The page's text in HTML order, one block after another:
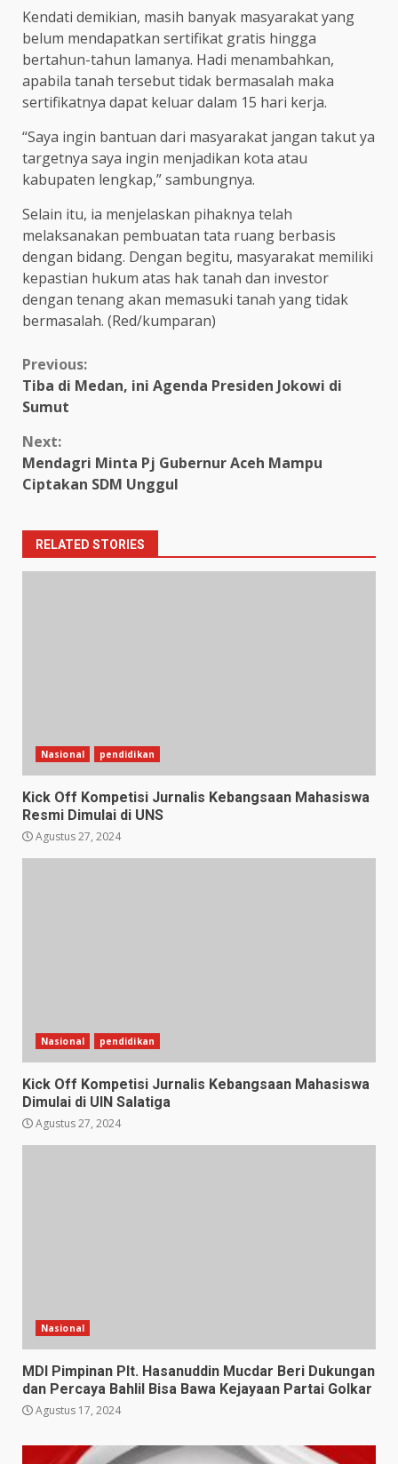
Kendati demikian, masih banyak masyarakat yang
belum mendapatkan sertifikat gratis hingga
bertahun-tahun lamanya. Hadi menambahkan,
apabila tanah tersebut tidak bermasalah maka
sertifikatnya dapat keluar dalam 15 hari kerja.
“Saya ingin bantuan dari masyarakat jangan takut ya
targetnya saya ingin menjadikan kota atau
kabupaten lengkap,” sambungnya.
Selain itu, ia menjelaskan pihaknya telah
melaksanakan pembuatan tata ruang berbasis
dengan bidang. Dengan begitu, masyarakat memiliki
kepastian hukum atas hak tanah dan investor
dengan tenang akan memasuki tanah yang tidak
bermasalah. (Red/kumparan)
Continue
Reading
Previous:
Tiba di Medan, ini Agenda Presiden Jokowi di
Sumut
Next:
Mendagri Minta Pj Gubernur Aceh Mampu
Ciptakan SDM Unggul
RELATED STORIES
Nasional pendidikan
Kick Off Kompetisi Jurnalis Kebangsaan Mahasiswa
Resmi Dimulai di UNS
Agustus 27, 2024
Nasional pendidikan
Kick Off Kompetisi Jurnalis Kebangsaan Mahasiswa
Dimulai di UIN Salatiga
Agustus 27, 2024
Nasional
MDI Pimpinan Plt. Hasanuddin Mucdar Beri Dukungan
dan Percaya Bahlil Bisa Bawa Kejayaan Partai Golkar
Agustus 17, 2024